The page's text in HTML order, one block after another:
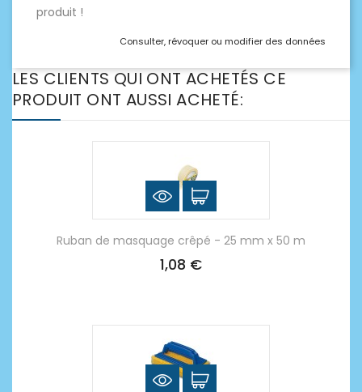
produit !
Consulter, révoquer ou modifier des données
LES CLIENTS QUI ONT ACHETÉS CE
PRODUIT ONT AUSSI ACHETÉ:
Ruban de masquage crêpé - 25 mm x 50 m
1,08 €